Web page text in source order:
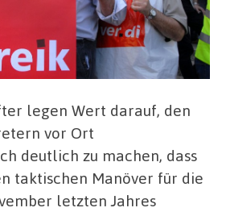
legen Wert darauf, den
vor Ort
deutlich zu machen, dass
taktischen Manöver für die
letzten Jahres